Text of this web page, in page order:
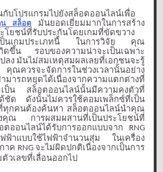
กับโปรแกรมไปยังสล็อตออนไลน์เพื่อ
น สล็อต
มันยอดเยี่ยมมากในการสร้าง
โยชน์ที่รับประกันโดยเกมที่ขัดขวาง
นเกมประเภทนี้
ในการวิจัย
คุณ
ดขึ้น
รอบของความน่าจะเป็นเฉพาะ
ลง มันไม่สมเหตุสมผลเลยที่เอกชนจะรู้
คุณควรจะจัดการในช่วงเวลานั้นอย่าง
มารถหยุดได้เนื่องจากความแตกต่างที่
ป็น
สล็อตออนไลน์นั้นมีความคงตัวที่
ชัด
ดังนั้นไม่ควรใช้คอมเพล็กซ์ที่เป็น
ทุกคนต้องค้นหา สล็อตออนไลน์นำคุณ
คุณ
การผสมผสานที่เป็นประโยชน์ที่
ตออนไลน์ได้รับการออกแบบจาก RNG
ฟฟ้าแบบใช้ไฟฟ้าจำนวนสุ่ม
ในเครื่อง
าค RNG จะไม่ผิดปกติเนื่องจากเป็นการ
วเลขที่เลื่อนออกไป